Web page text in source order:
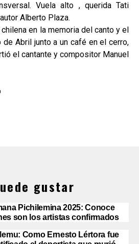
Vuela alto , querida Tati
Alberto Plaza.
en la memoria del canto y el
de Abril junto a un café en el cerro,
el cantante y compositor Manuel
gustar
Pichilemina 2025: Conoce
son los artistas confirmados
Como Ernesto Lértora fue